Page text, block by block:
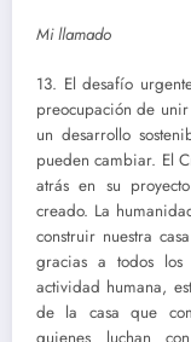
Mi llamado
13. El desafío
preocupación de
un desarrollo
pueden cambiar. El
atrás en su
creado. La
construir nuestra
gracias a todos
actividad humana,
de la casa que
quienes luchan